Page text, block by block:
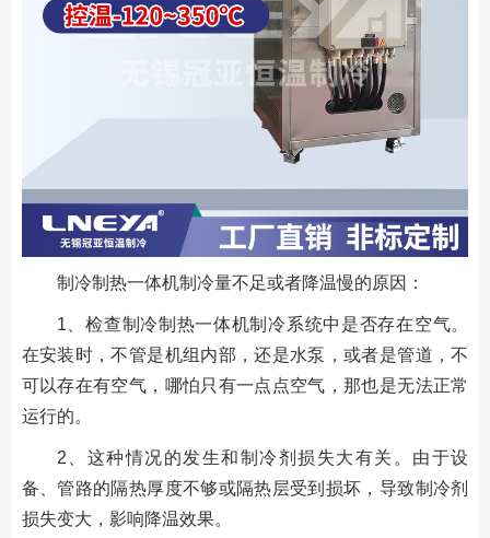
制冷制热一体机制冷量不足或者降温慢的原因：
1、检查制冷制热一体机制冷系统中是否存在空气。
在安装时，不管是机组内部，还是水泵，或者是管道，不
可以存在有空气，哪怕只有一点点空气，那也是无法正常
运行的。
2、这种情况的发生和制冷剂损失大有关。由于设
备、管路的隔热厚度不够或隔热层受到损坏，导致制冷剂
损失变大，影响降温效果。